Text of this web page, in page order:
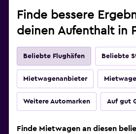
Finde bessere
deinen Aufenthalt in
Beliebte Flughäfen Beliebte
Mietwagenanbieter
Weitere Automarken Auf gut
Finde Mietwagen an diesen